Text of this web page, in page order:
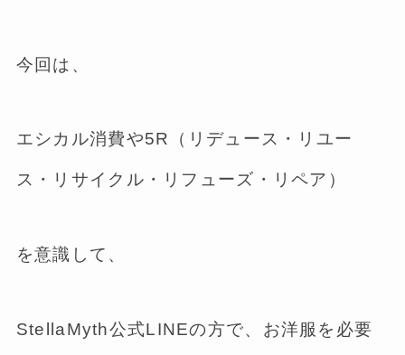
今回は、
エシカル消費や5R（リデュース・リユー
ス・リサイクル・リフューズ・リペア）
を意識して、
StellaMyth公式LINEの方で、お洋服を必要